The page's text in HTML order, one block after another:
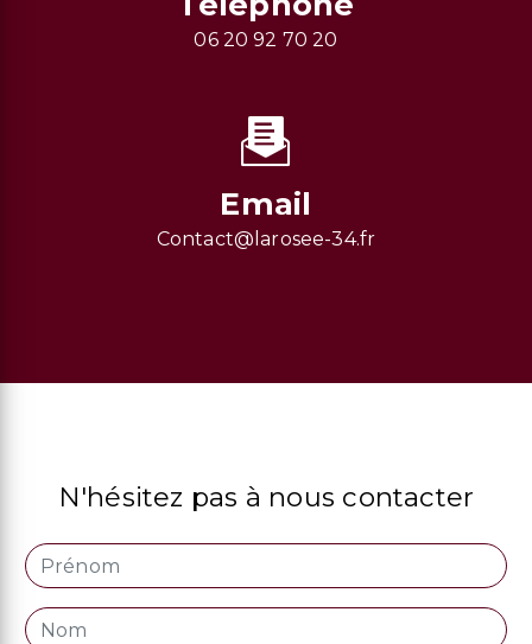
06 20 92 70 20
Email
contact@larosee-34.fr
N'hésitez pas à nous contacter